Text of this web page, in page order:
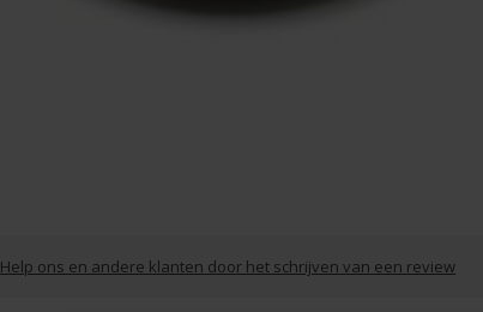
Help ons en andere klanten door het schrijven van een review